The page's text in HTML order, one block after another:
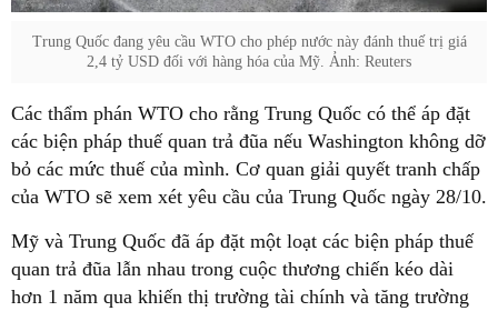
Trung Quốc đang yêu cầu WTO cho phép nước này đánh thuế trị giá
2,4 tỷ USD đối với hàng hóa của Mỹ. Ảnh: Reuters
Các thẩm phán WTO cho rằng Trung Quốc có thể áp đặt
các biện pháp thuế quan trả đũa nếu Washington không dỡ
bỏ các mức thuế của mình. Cơ quan giải quyết tranh chấp
của WTO sẽ xem xét yêu cầu của Trung Quốc ngày 28/10.
Mỹ và Trung Quốc đã áp đặt một loạt các biện pháp thuế
quan trả đũa lẫn nhau trong cuộc thương chiến kéo dài
hơn 1 năm qua khiến thị trường tài chính và tăng trường